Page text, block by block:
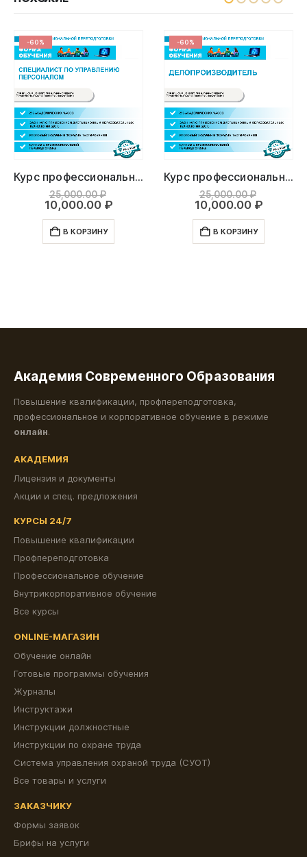
-60%
Курс профессиональной переподготовки: Специалист по управлению персоналом
25,000.00₽
Первоначальная
цена
25,000.00 ₽.
10,000.00 ₽Текущая
В КОРЗИНУ
-60%
Курс профессиональной переподготовки: Делопроизводитель
25,000.00₽
цена
10,000.00 ₽
В КОРЗИНУ
Академия Современного Образования
Повышение квалификации, профпереподготовка,
профессиональное и корпоративное обучение в режиме
онлайн.
АКАДЕМИЯ
Лицензия и документы
Акции и спец. предложения
КУРСЫ 24/7
Повышение квалификации
Профпереподготовка
Профессиональное обучение
Внутрикорпоративное обучение
Все курсы
ONLINE-МАГАЗИН
Обучение онлайн
Готовые программы обучения
Журналы
Инструктажи
Инструкции должностные
Инструкции по охране труда
Система управления охраной труда (СУОТ)
Все товары и услуги
ЗАКАЗЧИКУ
Формы заявок
Брифы на услуги